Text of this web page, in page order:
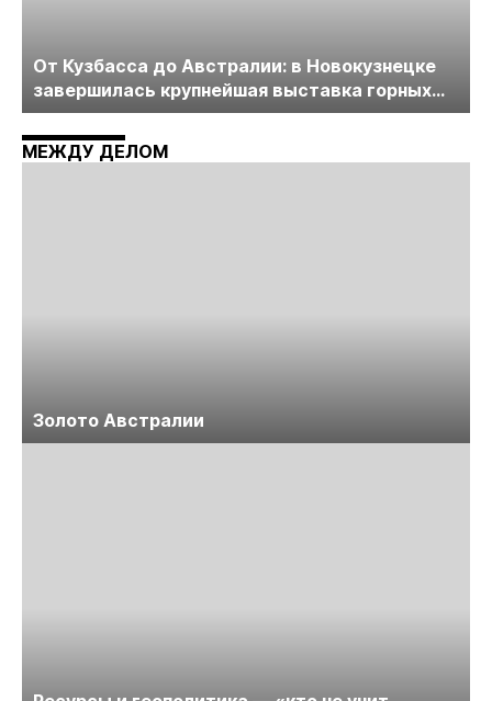
От Кузбасса до Австралии: в Новокузнецке
завершилась крупнейшая выставка горных
технологий «Недра России. Уголь России и
Майнинг»
МЕЖДУ ДЕЛОМ
Золото Австралии